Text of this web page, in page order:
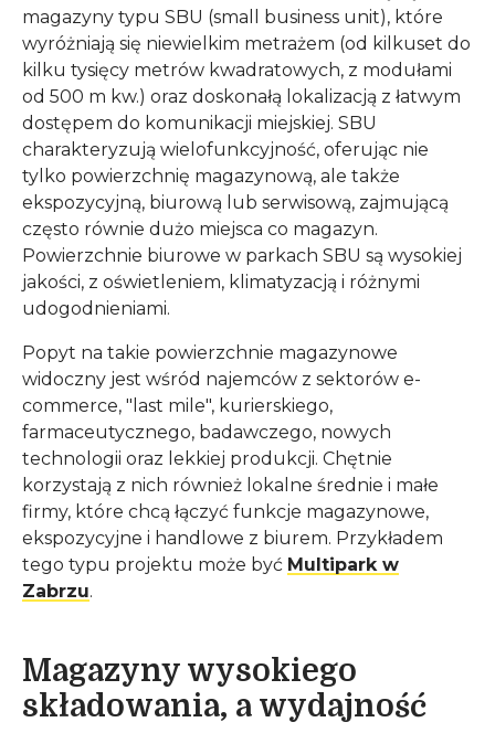
magazyny typu SBU (small business unit), które
wyróżniają się niewielkim metrażem (od kilkuset do
kilku tysięcy metrów kwadratowych, z modułami
od 500 m kw.) oraz doskonałą lokalizacją z łatwym
dostępem do komunikacji miejskiej. SBU
charakteryzują wielofunkcyjność, oferując nie
tylko powierzchnię magazynową, ale także
ekspozycyjną, biurową lub serwisową, zajmującą
często równie dużo miejsca co magazyn.
Powierzchnie biurowe w parkach SBU są wysokiej
jakości, z oświetleniem, klimatyzacją i różnymi
udogodnieniami.
Popyt na takie powierzchnie magazynowe
widoczny jest wśród najemców z sektorów e-
commerce, "last mile", kurierskiego,
farmaceutycznego, badawczego, nowych
technologii oraz lekkiej produkcji. Chętnie
korzystają z nich również lokalne średnie i małe
firmy, które chcą łączyć funkcje magazynowe,
ekspozycyjne i handlowe z biurem. Przykładem
tego typu projektu może być Multipark w
Zabrzu.
Magazyny wysokiego
składowania, a wydajność